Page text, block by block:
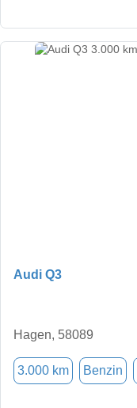
Audi Q3
Hagen, 58089
3.000 km Benzin